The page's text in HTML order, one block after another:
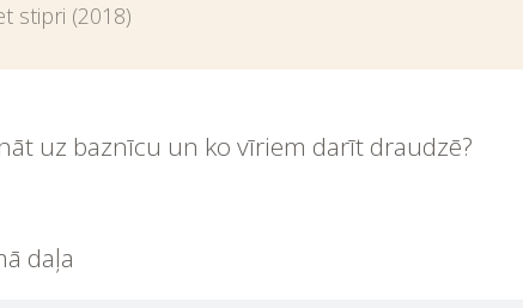
stipri (2018)
uz baznīcu un ko vīriem darīt draudzē?
daļa